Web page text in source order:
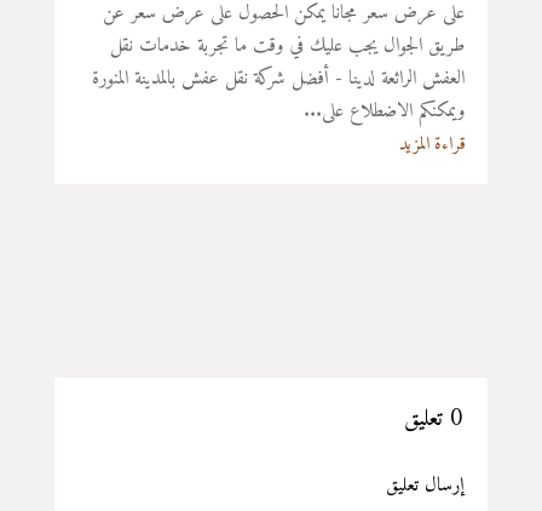
على عرض سعر مجانا يمكن الحصول على عرض سعر عن
طريق الجوال يجب عليك في وقت ما تجربة خدمات نقل
العفش الرائعة لدينا - أفضل شركة نقل عفش بالمدينة المنورة
ويمكنكم الاضطلاع على...
قراءة المزيد
0 تعليق
إرسال تعليق